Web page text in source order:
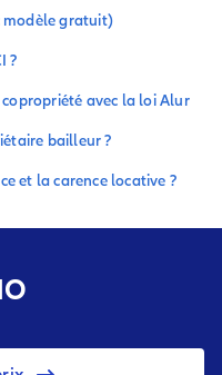
modèle gratuit)
?
avec la loi Alur
bailleur ?
et la carence locative ?